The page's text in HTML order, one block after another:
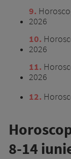
9
2026
10
2026
11
2026
12
8-14